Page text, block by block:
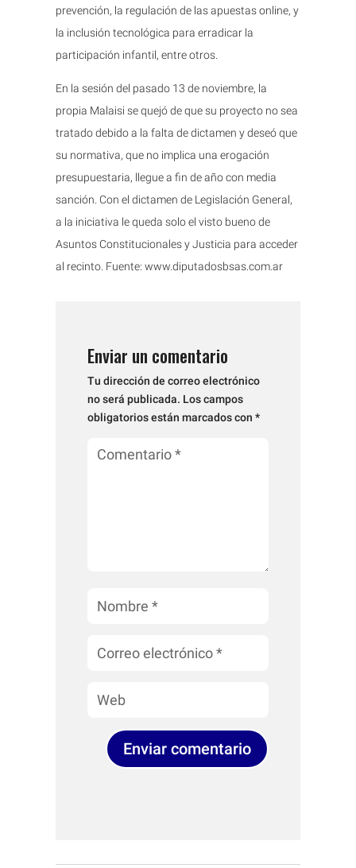
prevención, la regulación de las apuestas online, y
la inclusión tecnológica para erradicar la
participación infantil, entre otros.
En la sesión del pasado 13 de noviembre, la
propia Malaisi se quejó de que su proyecto no sea
tratado debido a la falta de dictamen y deseó que
su normativa, que no implica una erogación
presupuestaria, llegue a fin de año con media
sanción. Con el dictamen de Legislación General,
a la iniciativa le queda solo el visto bueno de
Asuntos Constitucionales y Justicia para acceder
al recinto. Fuente: www.diputadosbsas.com.ar
Enviar un comentario
Tu dirección de correo electrónico
no será publicada. Los campos
obligatorios están marcados con *
Enviar comentario